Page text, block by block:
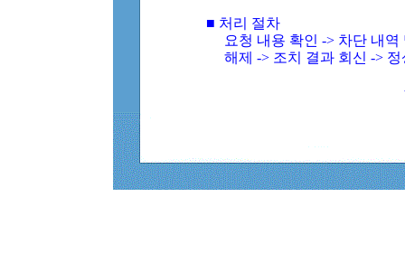
■ 처리 절차
요청 내용 확인 -> 차단 내
해제 -> 조치 결과 회신 ->